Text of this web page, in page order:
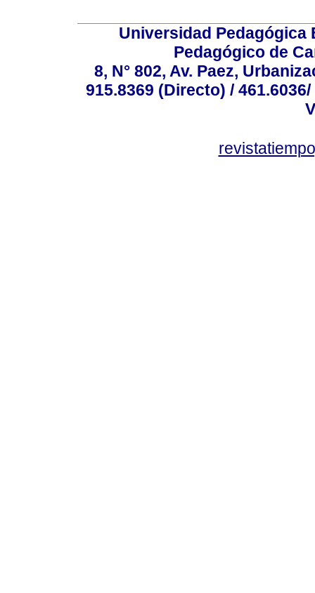
Universidad
Pedagógico de
8, N° 802, Av. Paez,
915.8369 (Directo) /